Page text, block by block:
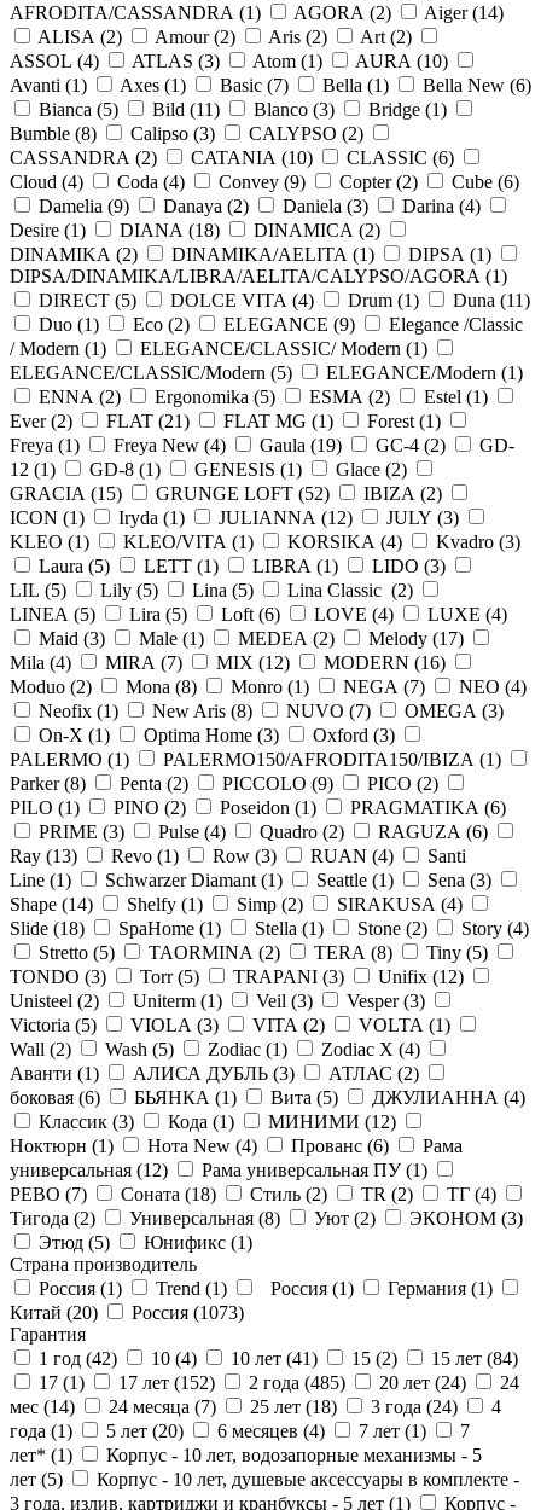
AFRODITA/CASSANDRA (1) AGORA (2) Aiger (14)
ALISA (2) Amour (2) Aris (2) Art (2)
ASSOL (4) ATLAS (3) Atom (1) AURA (10)
Avanti (1) Axes (1) Basic (7) Bella (1) Bella New (6)
Bianca (5) Bild (11) Blanco (3) Bridge (1)
Bumble (8) Calipso (3) CALYPSO (2)
CASSANDRA (2) CATANIA (10) CLASSIC (6)
Cloud (4) Coda (4) Convey (9) Copter (2) Cube (6)
Damelia (9) Danaya (2) Daniela (3) Darina (4)
Desire (1) DIANA (18) DINAMICA (2)
DINAMIKA (2) DINAMIKA/AELITA (1) DIPSA (1)
DIPSA/DINAMIKA/LIBRA/AELITA/CALYPSO/AGORA (1)
DIRECT (5) DOLCE VITA (4) Drum (1) Duna (11)
Duo (1) Eco (2) ELEGANCE (9)
Elegance /Classic
/ Modern (1) ELEGANCE/CLASSIC/ Modern (1)
ELEGANCE/CLASSIC/Modern (5) ELEGANCE/Modern (1)
ENNA (2) Ergonomika (5) ESMA (2) Estel (1)
Ever (2) FLAT (21) FLAT MG (1) Forest (1)
Freya (1) Freya New (4) Gaula (19) GC-4 (2)
GD-
12 (1) GD-8 (1) GENESIS (1) Glace (2)
GRACIA (15) GRUNGE LOFT (52) IBIZA (2)
ICON (1) Iryda (1) JULIANNA (12) JULY (3)
KLEO (1) KLEO/VITA (1) KORSIKA (4) Kvadro (3)
Laura (5) LETT (1) LIBRA (1) LIDO (3)
LIL (5) Lily (5) Lina (5) Lina Classic (2)
LINEA (5) Lira (5) Loft (6) LOVE (4) LUXE (4)
Maid (3) Male (1) MEDEA (2) Melody (17)
Mila (4) MIRA (7) MIX (12) MODERN (16)
Moduo (2) Mona (8) Monro (1) NEGA (7) NEO (4)
Neofix (1) New Aris (8) NUVO (7) OMEGA (3)
On-X (1) Optima Home (3) Oxford (3)
PALERMO (1) PALERMO150/AFRODITA150/IBIZA (1)
Parker (8) Penta (2) PICCOLO (9) PICO (2)
PILO (1) PINO (2) Poseidon (1) PRAGMATIKA (6)
PRIME (3) Pulse (4) Quadro (2) RAGUZA (6)
Ray (13) Revo (1) Row (3) RUAN (4)
Santi
Line (1) Schwarzer Diamant (1) Seattle (1) Sena (3)
Shape (14) Shelfy (1) Simp (2) SIRAKUSA (4)
Slide (18) SpaHome (1) Stella (1) Stone (2) Story (4)
Stretto (5) TAORMINA (2) TERA (8) Tiny (5)
TONDO (3) Torr (5) TRAPANI (3) Unifix (12)
Unisteel (2) Uniterm (1) Veil (3) Vesper (3)
Victoria (5) VIOLA (3) VITA (2) VOLTA (1)
Wall (2) Wash (5) Zodiac (1) Zodiac X (4)
Аванти (1) АЛИСА ДУБЛЬ (3) АТЛАС (2)
боковая (6) БЬЯНКА (1) Вита (5) ДЖУЛИАННА (4)
Классик (3) Кода (1) МИНИМИ (12)
Ноктюрн (1) Нота New (4) Прованс (6)
Рама
универсальная (12) Рама универсальная ПУ (1)
РЕВО (7) Соната (18) Стиль (2) ТR (2) ТГ (4)
Тигода (2) Универсальная (8) Уют (2) ЭКОНОМ (3)
Этюд (5) Юнификс (1)
Страна производитель
Россия (1) Trend (1) Россия (1) Германия (1)
Китай (20) Россия (1073)
Гарантия
1 год (42) 10 (4) 10 лет (41) 15 (2) 15 лет (84)
17 (1) 17 лет (152) 2 года (485) 20 лет (24)
24
мес (14) 24 месяца (7) 25 лет (18) 3 года (24)
4
года (1) 5 лет (20) 6 месяцев (4) 7 лет (1)
7
лет* (1)
Корпус - 10 лет, водозапорные механизмы - 5
лет (5)
Корпус - 10 лет, душевые аксессуары в комплекте -
3 года, излив, картриджи и кранбуксы - 5 лет (1) Корпус -